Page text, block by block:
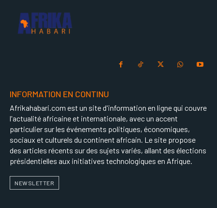
INFORMATION EN CONTINU
Afrikahabari.com est un site d'information en ligne qui couvre
l'actualité africaine et internationale, avec un accent
particulier sur les événements politiques, économiques,
sociaux et culturels du continent africain. Le site propose
des articles récents sur des sujets variés, allant des élections
présidentielles aux initiatives technologiques en Afrique.
NEWSLETTER